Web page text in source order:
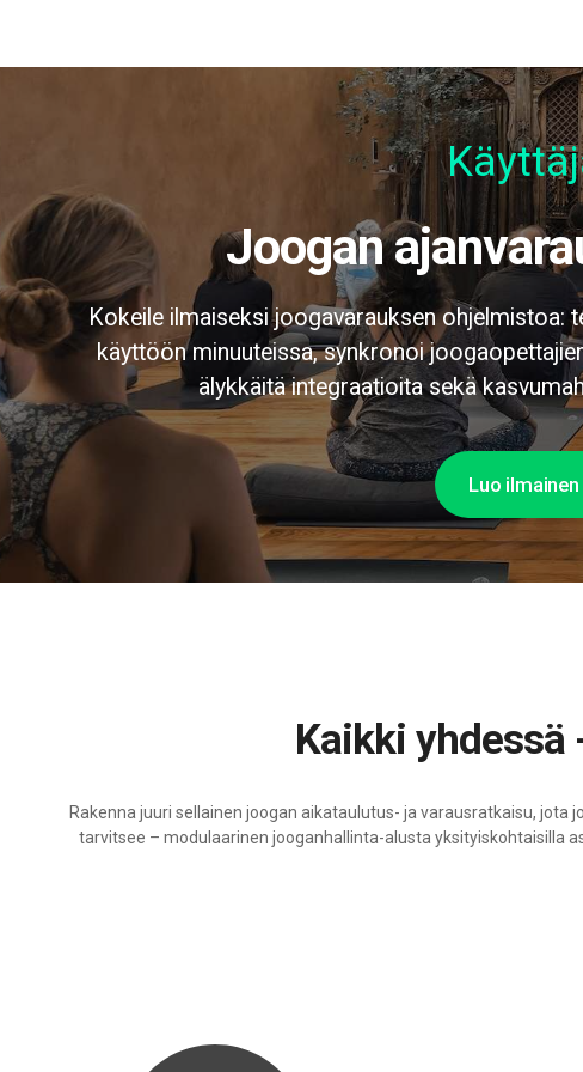
Joogan
Kokeile ilmaiseksi joogavarauksen ohjelmistoa:
käyttöön minuuteissa, synkronoi
älykkäitä integraatioita sekä
Luo
Kaikki
Rakenna juuri sellainen joogan aikataulutus- ja varausratkaisu,
tarvitsee – modulaarinen jooganhallinta-alusta yksityiskohtaisilla